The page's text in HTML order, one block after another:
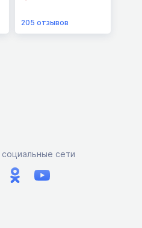
205 отзывов
сети